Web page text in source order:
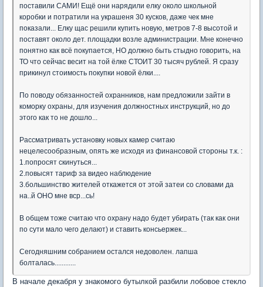
поставили САМИ! Ещё они нарядили елку около школьной
коробки и потратили на украшеня 30 кусков, даже чек мне
показали... Елку щас решили купить новую, метров 7-8 высотой и
поставят около дет. площадки возле администрации. Мне конечно
понятно как всё покупается, НО должно быть стыдно говорить, на
ТО что сейчас весит на той ёлке СТОИТ 30 тысяч рублей. Я сразу
прикинул стоимость покупки новой ёлки....
По поводу обязанностей охранников, нам предложили зайти в
коморку охраны, для изучения должностных инструкций, но до
этого как то не дошло...
Рассматривать установку новых камер считаю
нецелесообразным, опять же исходя из финансовой стороны т.к. :
1.попросят скинуться...
2.повысят тариф за видео наблюдение
3.большинство жителей откажется от этой затеи со словами да
на..й ОНО мне вср...сь!
В общем тоже считаю что охрану надо будет убирать (так как они
по сути мало чего делают) и ставить консьержек...
Сегодняшним собранием остался недоволен. лапша
болталась............
В начале декабря у знакомого бутылкой разбили лобовое стекло